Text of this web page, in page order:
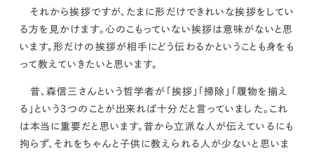
それから挨拶ですが、たまに形だけできれいな挨拶をしてい
る方を見かけます。 心のこもっていない挨拶は意味がないと思
います。形だけの挨拶が相手にどう伝わるかということも身をも
って教えていきたいと思います。
昔、森信三さんという哲学者が
「挨拶」「掃除」「履物を揃え
る」という３つのことが出来れば十分だと言っていました。 これ
は本当に重要だと思います。昔から立派な人が伝えているにも
拘らず、それをちゃんと子供に教えられる人が少ないと思いま